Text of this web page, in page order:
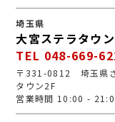
埼玉県
大宮ステラタウ
TEL 048-669-
〒331-0812 埼玉県
タウン2F
営業時間 10:00 -